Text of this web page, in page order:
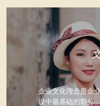
企业文化理念是企
设中最基础的部分